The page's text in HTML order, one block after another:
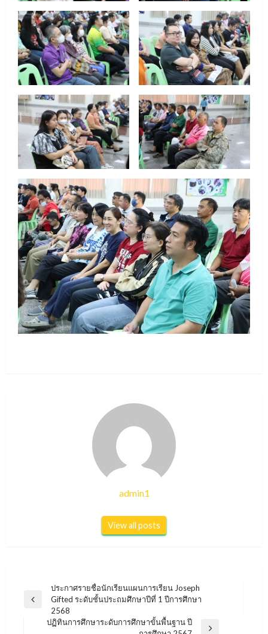
admin1
View all posts
แนะแนว
เรื่อง
Previous
ประกาศรายชื่อนักเรียนแผนการเรียน Joseph
Gifted ระดับชั้นประถมศึกษาปีที่ 1 ปีการศึกษา
2568
ปฏิทินการศึกษาระดับการศึกษาขั้นพื้นฐาน ปี